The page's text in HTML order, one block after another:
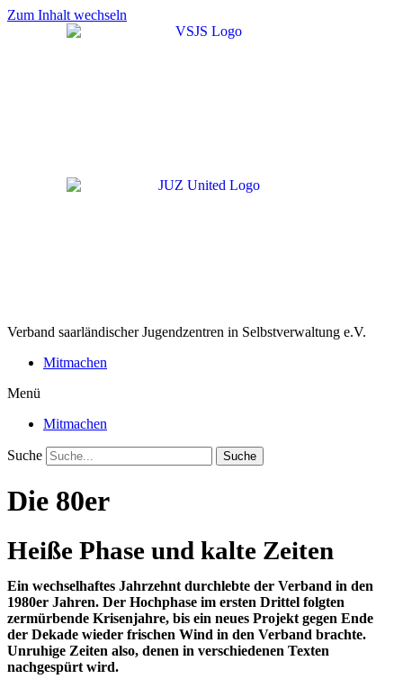
Zum Inhalt wechseln
Verband saarländischer Jugendzentren in Selbstverwaltung e.V.
Mitmachen
Menü
Mitmachen
Suche Suche
Die 80er
Heiße Phase und kalte Zeiten
Ein wechselhaftes Jahrzehnt durchlebte der Verband in den
1980er Jahren. Der Hochphase im ersten Drittel folgten
zermürbende Krisenjahre, bis ein neues Projekt gegen Ende
der Dekade wieder frischen Wind in den Verband brachte.
Unruhige Zeiten also, denen in verschiedenen Texten
nachgespürt wird.